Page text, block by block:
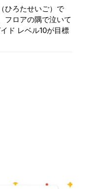
ひろたせいご）で
フロアの隅で泣いて
ド レベル10が目標